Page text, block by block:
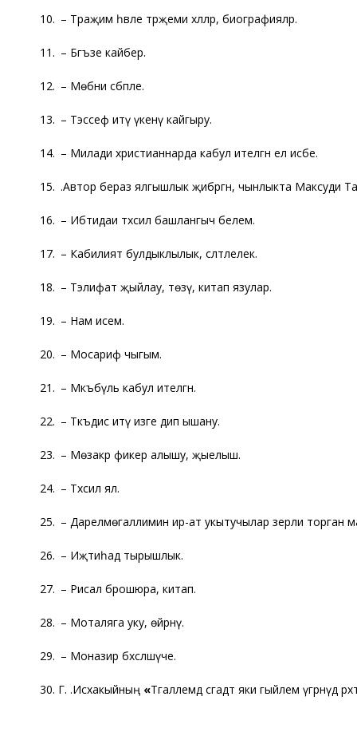
10. Тәраҗим әһвәле – тәрҗемәи хәлләр, биографияләр.
11. Бәгъзе – кайбер.
12. Мөбни – сәбәпле.
13. Тәэссеф итү – үкенү кайгыру.
14. Милади – христианнарда кабул ителгән ел исәбе.
15. Автор бераз ялгышлык җибәргән, чынлыкта Максуди
16. Ибтидаи тәхсил – башлангыч белем.
17. Кабилият – булдыклылык, сәләтлелек.
18. Тәэлифат – җыйлау, төзү, китап язулар.
19. Нам – исем.
20. Мосариф – чыгым.
21. Мәкъбүль – кабул ителгән.
22. Тәкъдис итү – изге дип ышану.
23. Мөзакәрә – фикер алышу, җыелыш.
24. Тәхсил – ял.
25. Дарелмөгаллимин – ир-ат укытучылар әзерли торган
26. Иҗтиһад – тырышлык.
27. Рисалә – брошюра, китап.
28. Моталяга – уку, өйрәнү.
29. Моназир – бәхәсләшүче.
30. Г. Исхакыйның «Тәгаллемдә сәгадәт яки гыйлем үгрәнүдә